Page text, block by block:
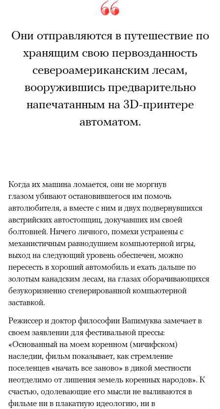
Они отправляются в путешествие по
хранящим свою первозданность
североамериканским лесам,
вооружившись предварительно
напечатанным на 3D-принтере
автоматом.
Когда их машина ломается, они не моргнув
глазом убивают остановившегося им помочь
автолюбителя, а вместе с ним и двух подвернувшихся
австрийских автостопщиц, докучавших им своей
болтовней. Ничего личного, помехи устранены с
механистичным равнодушием компьютерной игры,
выход на следующий уровень обеспечен, можно
пересесть в хороший автомобиль и ехать дальше по
золотым канадским лесам, на глазах оборачивающихся
безукоризненно сгенерированной компьютерной
заставкой.
Режиссер и доктор философии Вапимуква замечает в
своем заявлении для фестивальной прессы:
«Основанный на моем коренном (мичифском)
наследии, фильм показывает, как стремление
поселенцев «начать все заново» в дикой местности
неотделимо от лишения земель коренных народов». К
счастью, одолевающие его мысли не выливаются в
фильме ни в плакатную идеологию, ни в